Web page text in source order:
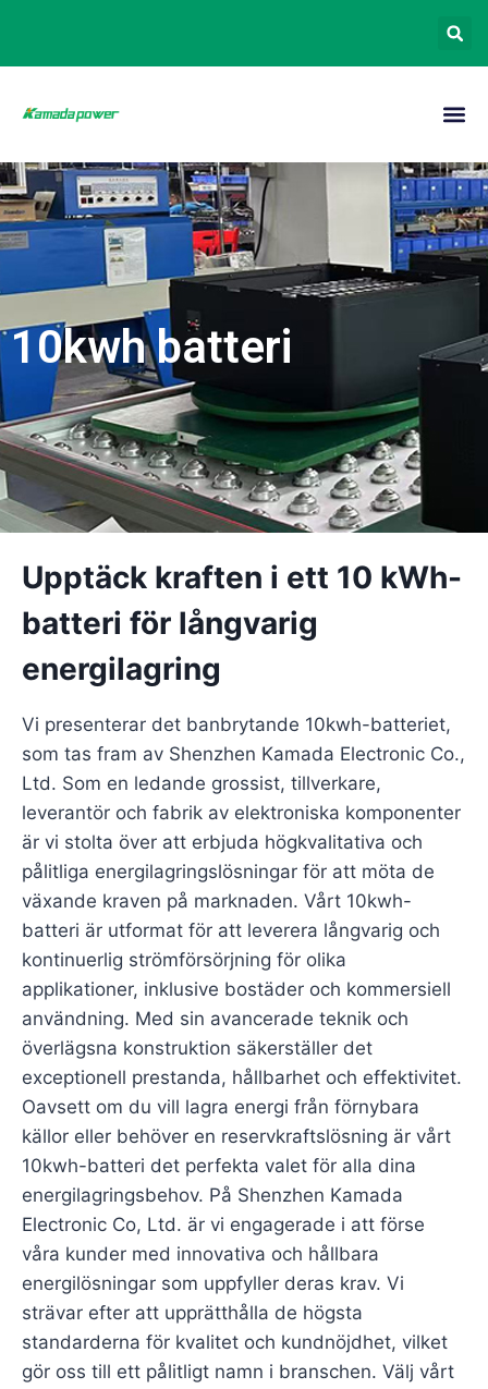
10kwh batteri
Upptäck kraften i ett 10 kWh-
batteri för långvarig
energilagring
Vi presenterar det banbrytande 10kwh-batteriet,
som tas fram av Shenzhen Kamada Electronic Co.,
Ltd. Som en ledande grossist, tillverkare,
leverantör och fabrik av elektroniska komponenter
är vi stolta över att erbjuda högkvalitativa och
pålitliga energilagringslösningar för att möta de
växande kraven på marknaden. Vårt 10kwh-
batteri är utformat för att leverera långvarig och
kontinuerlig strömförsörjning för olika
applikationer, inklusive bostäder och kommersiell
användning. Med sin avancerade teknik och
överlägsna konstruktion säkerställer det
exceptionell prestanda, hållbarhet och effektivitet.
Oavsett om du vill lagra energi från förnybara
källor eller behöver en reservkraftslösning är vårt
10kwh-batteri det perfekta valet för alla dina
energilagringsbehov. På Shenzhen Kamada
Electronic Co, Ltd. är vi engagerade i att förse
våra kunder med innovativa och hållbara
energilösningar som uppfyller deras krav. Vi
strävar efter att upprätthålla de högsta
standarderna för kvalitet och kundnöjdhet, vilket
gör oss till ett pålitligt namn i branschen. Välj vårt